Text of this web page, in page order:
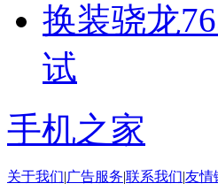
换装骁龙
试
手机之家
关于我们|广告服务|联系我们|友情